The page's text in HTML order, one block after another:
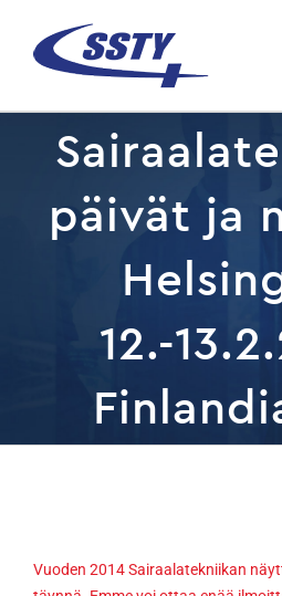
content
päivät ja
12.-
Vuoden 2014 Sairaalatekniikan